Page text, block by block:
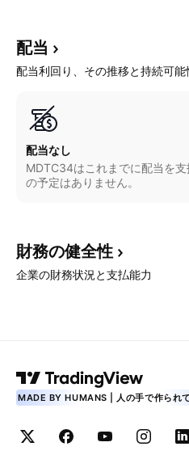
配当
配当利回り、その推移と持続可能
配当なし
MDTC34はこれまでに配当を
の予定はありません。
財務の健全性
企業の財務状況と支払能力
MADE BY HUMANS | 人の手で作られ